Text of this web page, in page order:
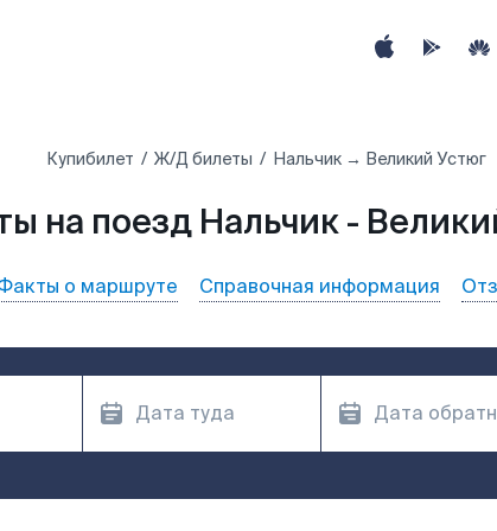
Купибилет Ж/Д билеты Нальчик → Великий Устюг
на поезд Нальчик -
о маршруте Справочная информация